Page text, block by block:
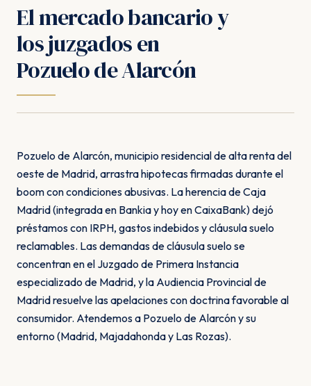
El mercado bancario y
los juzgados en
Pozuelo de Alarcón
Pozuelo de Alarcón, municipio residencial de alta renta del
oeste de Madrid, arrastra hipotecas firmadas durante el
boom con condiciones abusivas. La herencia de Caja
Madrid (integrada en Bankia y hoy en CaixaBank) dejó
préstamos con IRPH, gastos indebidos y cláusula suelo
reclamables. Las demandas de cláusula suelo se
concentran en el Juzgado de Primera Instancia
especializado de Madrid, y la Audiencia Provincial de
Madrid resuelve las apelaciones con doctrina favorable al
consumidor. Atendemos a Pozuelo de Alarcón y su
entorno (Madrid, Majadahonda y Las Rozas).